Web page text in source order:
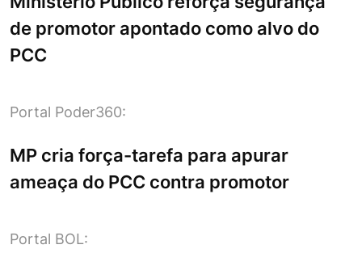
de promotor apontado como alvo do
PCC
Portal Poder360:
MP cria força-tarefa para apurar
ameaça do PCC contra promotor
Portal BOL: